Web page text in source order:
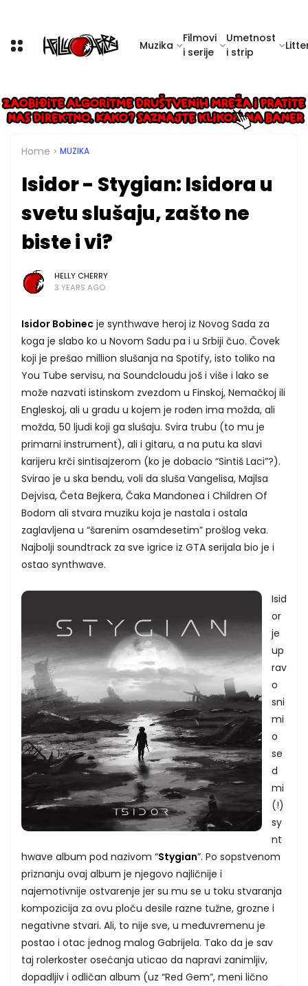
Muzika
Filmovi
i serije
Umetnost
i strip
Home MUZIKA
Isidor - Stygian: Isidora u
svetu slušaju, zašto ne
biste i vi?
HELLY CHERRY
3 YEARS AGO
Isidor Bobinec je synthwave heroj iz Novog Sada za
koga je slabo ko u Novom Sadu pa i u Srbiji čuo. Čovek
koji je prešao million slušanja na Spotify, isto toliko na
You Tube servisu, na Soundcloudu još i više i lako se
može nazvati istinskom zvezdom u Finskoj, Nemačkoj ili
Engleskoj, ali u gradu u kojem je rođen ima možda, ali
možda, 50 ljudi koji ga slušaju. Svira trubu (to mu je
primarni instrument), ali i gitaru, a na putu ka slavi
karijeru krči sintisajzerom (ko je dobacio “Sintiš Laci”?).
Svirao je u ska bendu, voli da sluša Vangelisa, Majlsa
Dejvisa, Četa Bejkera, Čaka Manđonea i Children Of
Bodom ali stvara muziku koja je nastala i ostala
zaglavljena u “šarenim osamdesetim” prošlog veka.
Najbolji soundtrack za sve igrice iz GTA serijala bio je i
ostao synthwave.
Isid
or
je
up
rav
o
sni
mi
o
se
d
mi
(!)
sy
nt
hwave album pod nazivom “Stygian”. Po sopstvenom
priznanju ovaj album je njegovo najličnije i
najemotivnije ostvarenje jer su mu se u toku stvaranja
kompozicija za ovu ploču desile razne tužne, grozne i
negativne stvari. Ali, to nije sve, u međuvremenu je
postao i otac jednog malog Gabrijela. Tako da je sav
taj rolerkoster osećanja uticao da napravi zanimljiv,
dopadljiv i odličan album (uz “Red Gem”, meni lično